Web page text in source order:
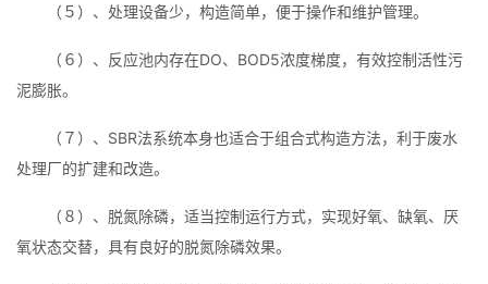
（５）、处理设备少，构造简单，便于操作和维护管理。
（６）、反应池内存在DO、BOD5浓度梯度，有效控制活性污
泥膨胀。
（７）、SBR法系统本身也适合于组合式构造方法，利于废水
处理厂的扩建和改造。
（８）、脱氮除磷，适当控制运行方式，实现好氧、缺氧、厌
氧状态交替，具有良好的脱氮除磷效果。